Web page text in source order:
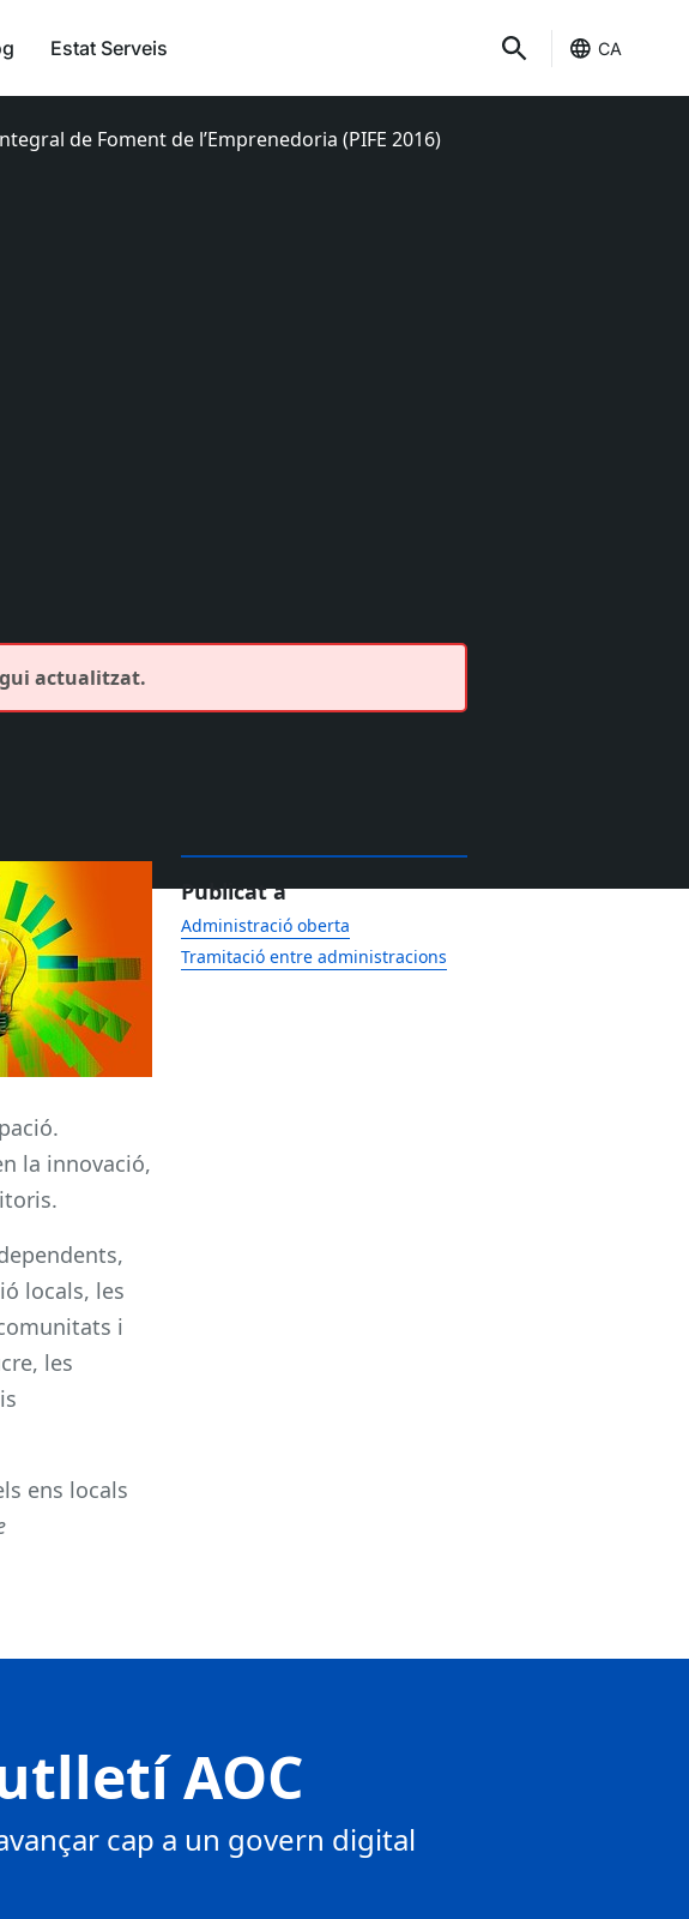
Estat Serveis CA
de Foment de l’Emprenedoria (PIFE 2016)
actualitzat.
la innovació,
locals, les
i
les
ens locals
Publicat a
Administració oberta
Tramitació entre administracions
AOC
cap a un govern digital